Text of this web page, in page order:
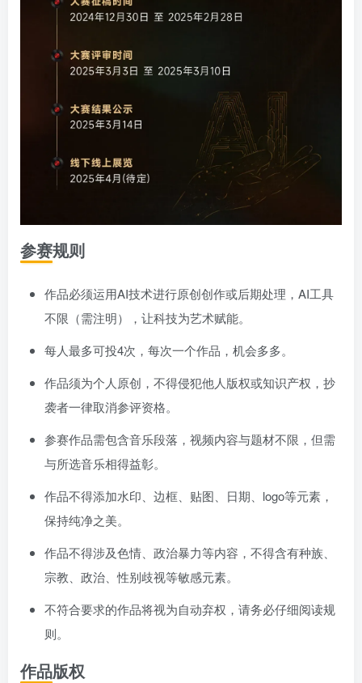
参赛规则
作品必须运用AI技术进行原创创作或后期处理，AI工具
不限（需注明），让科技为艺术赋能。
每人最多可投4次，每次一个作品，机会多多。
作品须为个人原创，不得侵犯他人版权或知识产权，抄
袭者一律取消参评资格。
参赛作品需包含音乐段落，视频内容与题材不限，但需
与所选音乐相得益彰。
作品不得添加水印、边框、贴图、日期、logo等元素，
保持纯净之美。
作品不得涉及色情、政治暴力等内容，不得含有种族、
宗教、政治、性别歧视等敏感元素。
不符合要求的作品将视为自动弃权，请务必仔细阅读规
则。
作品版权